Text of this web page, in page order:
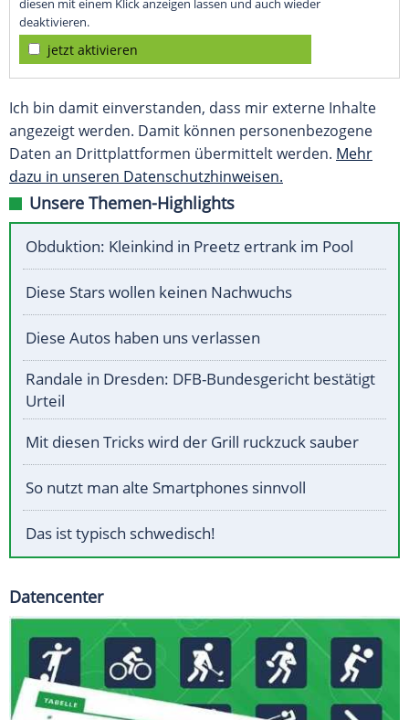
diesen mit einem Klick anzeigen lassen und auch wieder
deaktivieren.
jetzt aktivieren
Ich bin damit einverstanden, dass mir externe Inhalte
angezeigt werden. Damit können personenbezogene
Daten an Drittplattformen übermittelt werden. Mehr
dazu in unseren Datenschutzhinweisen.
Unsere Themen-Highlights
Obduktion: Kleinkind in Preetz ertrank im Pool
Diese Stars wollen keinen Nachwuchs
Diese Autos haben uns verlassen
Randale in Dresden: DFB-Bundesgericht bestätigt
Urteil
Mit diesen Tricks wird der Grill ruckzuck sauber
So nutzt man alte Smartphones sinnvoll
Das ist typisch schwedisch!
Datencenter